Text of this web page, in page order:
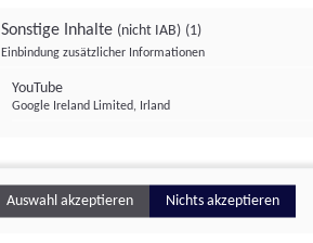
Sonstige Inhalte (nicht IAB) (1)
Einbindung zusätzlicher Informationen
YouTube
Google Ireland Limited, Irland
Auswahl akzeptieren Nichts akzeptieren